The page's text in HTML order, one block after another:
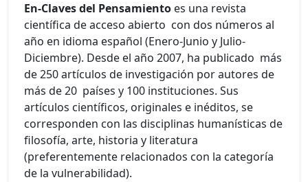
En-Claves del Pensamiento es una revista
científica de acceso abierto con dos números al
año en idioma español (Enero-Junio y Julio-
Diciembre). Desde el año 2007, ha publicado más
de 250 artículos de investigación por autores de
más de 20 países y 100 instituciones. Sus
artículos científicos, originales e inéditos, se
corresponden con las disciplinas humanísticas de
filosofía, arte, historia y literatura
(preferentemente relacionados con la categoría
de la vulnerabilidad).